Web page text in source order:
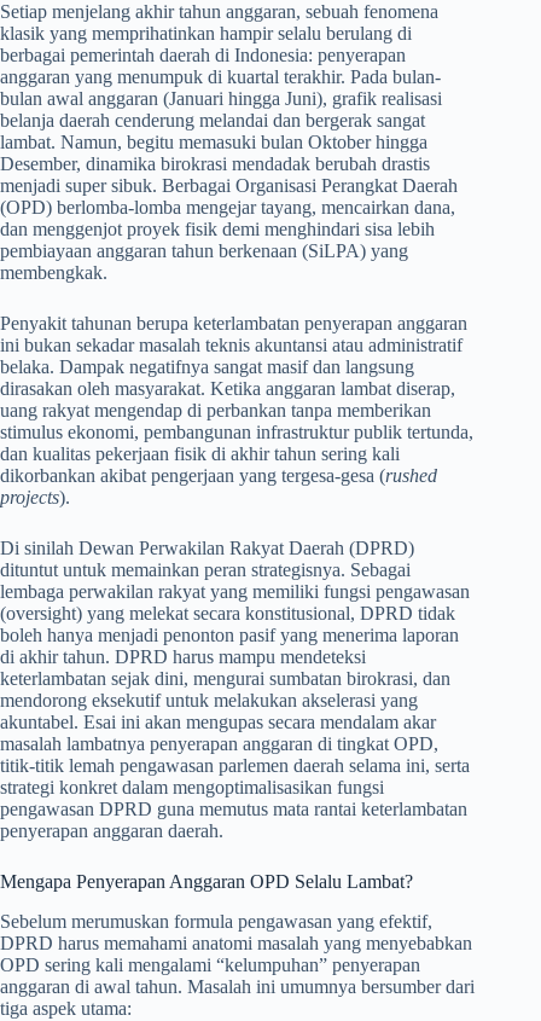
Setiap menjelang akhir tahun anggaran, sebuah fenomena
klasik yang memprihatinkan hampir selalu berulang di
berbagai pemerintah daerah di Indonesia: penyerapan
anggaran yang menumpuk di kuartal terakhir. Pada bulan-
bulan awal anggaran (Januari hingga Juni), grafik realisasi
belanja daerah cenderung melandai dan bergerak sangat
lambat. Namun, begitu memasuki bulan Oktober hingga
Desember, dinamika birokrasi mendadak berubah drastis
menjadi super sibuk. Berbagai Organisasi Perangkat Daerah
(OPD) berlomba-lomba mengejar tayang, mencairkan dana,
dan menggenjot proyek fisik demi menghindari sisa lebih
pembiayaan anggaran tahun berkenaan (SiLPA) yang
membengkak.
Penyakit tahunan berupa keterlambatan penyerapan anggaran
ini bukan sekadar masalah teknis akuntansi atau administratif
belaka. Dampak negatifnya sangat masif dan langsung
dirasakan oleh masyarakat. Ketika anggaran lambat diserap,
uang rakyat mengendap di perbankan tanpa memberikan
stimulus ekonomi, pembangunan infrastruktur publik tertunda,
dan kualitas pekerjaan fisik di akhir tahun sering kali
dikorbankan akibat pengerjaan yang tergesa-gesa (rushed
projects).
Di sinilah Dewan Perwakilan Rakyat Daerah (DPRD)
dituntut untuk memainkan peran strategisnya. Sebagai
lembaga perwakilan rakyat yang memiliki fungsi pengawasan
(oversight) yang melekat secara konstitusional, DPRD tidak
boleh hanya menjadi penonton pasif yang menerima laporan
di akhir tahun. DPRD harus mampu mendeteksi
keterlambatan sejak dini, mengurai sumbatan birokrasi, dan
mendorong eksekutif untuk melakukan akselerasi yang
akuntabel. Esai ini akan mengupas secara mendalam akar
masalah lambatnya penyerapan anggaran di tingkat OPD,
titik-titik lemah pengawasan parlemen daerah selama ini, serta
strategi konkret dalam mengoptimalisasikan fungsi
pengawasan DPRD guna memutus mata rantai keterlambatan
penyerapan anggaran daerah.
Mengapa Penyerapan Anggaran OPD Selalu Lambat?
Sebelum merumuskan formula pengawasan yang efektif,
DPRD harus memahami anatomi masalah yang menyebabkan
OPD sering kali mengalami “kelumpuhan” penyerapan
anggaran di awal tahun. Masalah ini umumnya bersumber dari
tiga aspek utama: